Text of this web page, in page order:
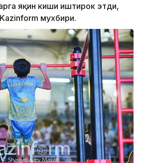
яқин киши иштирок этди,
мухбири.